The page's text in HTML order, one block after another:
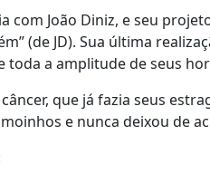
com João Diniz, e seu
(de JD). Sua última
toda a amplitude de seus
câncer, que já fazia seus
e nunca deixou de